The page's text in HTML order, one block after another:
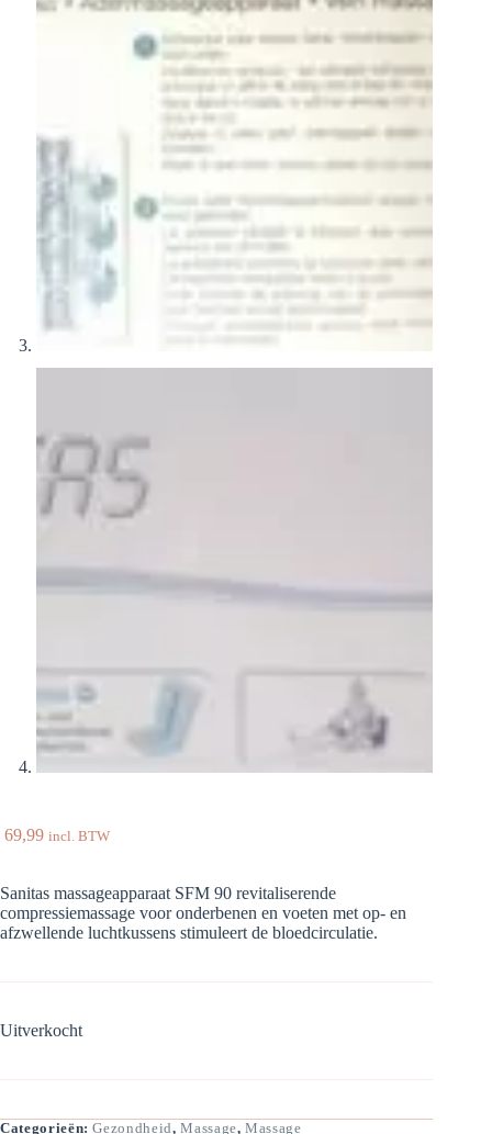
69,99 incl. BTW
Sanitas massageapparaat SFM 90 revitaliserende
compressiemassage voor onderbenen en voeten met op- en
afzwellende luchtkussens stimuleert de bloedcirculatie.
Uitverkocht
Categorieën:Gezondheid,Massage,Massage